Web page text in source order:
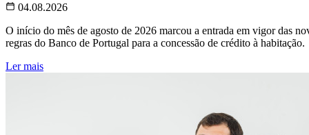
04.08.2026
O início do mês de agosto de 2026 marcou a entrada em vigor das
regras do Banco de Portugal para a concessão de crédito à habitação.
Ler mais